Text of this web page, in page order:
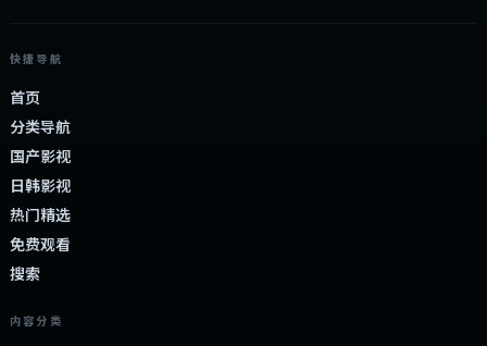
快捷导航
首页
分类导航
国产影视
日韩影视
热门精选
免费观看
搜索
内容分类